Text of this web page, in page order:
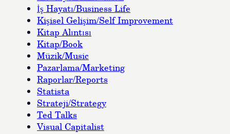
İş Hayatı/Business Life
Kişisel Gelişim/Self Improvement
Kitap Alıntısı
Kitap/Book
Müzik/Music
Pazarlama/Marketing
Raporlar/Reports
Statista
Strateji/Strategy
Ted Talks
Visual Capitalist